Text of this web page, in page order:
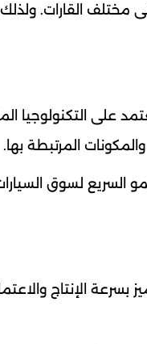
القارات.
على التكنولوجيا
المرتبطة بها.
السريع لسوق
الإنتاج